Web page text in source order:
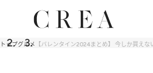
トップグルメ 【バレンタイン2024まとめ】 今しか買え